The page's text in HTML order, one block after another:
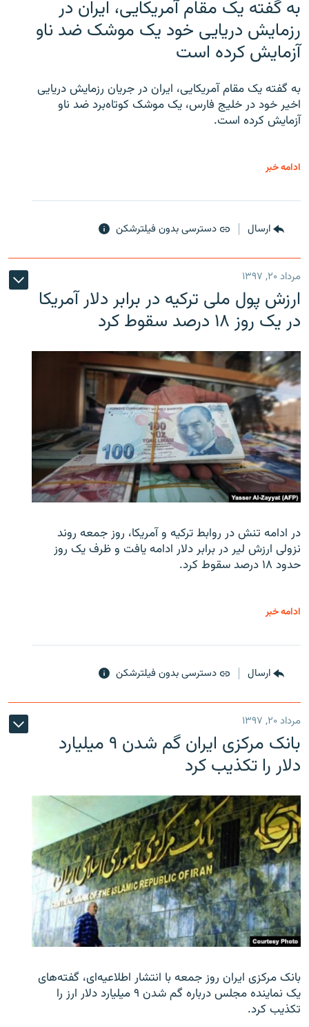
به گفته یک مقام آمریکایی، ایران در
رزمایش دریایی خود یک موشک ضد ناو
آزمایش کرده است
به گفته یک مقام آمریکایی، ایران در جریان رزمایش دریایی
اخیر خود در خلیج فارس، یک موشک کوتاه‌برد ضد ناو
آزمایش کرده است.
ادامه خبر
ارسال دسترسی بدون فیلترشکن
مرداد ۲۰, ۱۳۹۷
ارزش پول ملی ترکیه در برابر دلار آمریکا
در یک روز ۱۸ درصد سقوط کرد
در ادامه تنش در روابط ترکیه و آمریکا، روز جمعه روند
نزولی ارزش لیر در برابر دلار ادامه یافت و ظرف یک روز
حدود ۱۸ درصد سقوط کرد.
ادامه خبر
ارسال دسترسی بدون فیلترشکن
مرداد ۲۰, ۱۳۹۷
بانک مرکزی ایران گم شدن ۹ میلیارد
دلار را تکذیب کرد
بانک مرکزی ایران روز جمعه با انتشار اطلاعیه‌ای، گفته‌های
یک نماینده مجلس درباره گم شدن ۹ میلیارد دلار ارز را
تکذیب کرد.